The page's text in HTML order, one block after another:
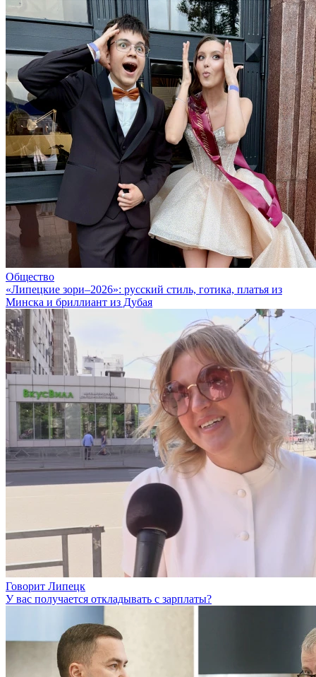
Общество
«Липецкие зори–2026»: русский стиль, готика, платья из
Минска и бриллиант из Дубая
Говорит Липецк
У вас получается откладывать с зарплаты?